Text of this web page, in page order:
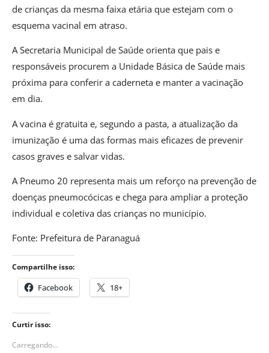
de crianças da mesma faixa etária que estejam com o
esquema vacinal em atraso.
A Secretaria Municipal de Saúde orienta que pais e
responsáveis procurem a Unidade Básica de Saúde mais
próxima para conferir a caderneta e manter a vacinação
em dia.
A vacina é gratuita e, segundo a pasta, a atualização da
imunização é uma das formas mais eficazes de prevenir
casos graves e salvar vidas.
A Pneumo 20 representa mais um reforço na prevenção de
doenças pneumocócicas e chega para ampliar a proteção
individual e coletiva das crianças no município.
Fonte: Prefeitura de Paranaguá
Compartilhe isso:
Facebook 18+
Curtir isso:
Carregando...